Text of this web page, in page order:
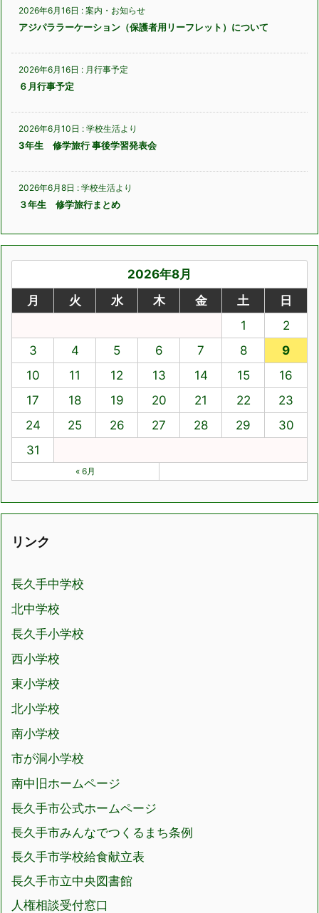
2026年6月16日 : 案内・お知らせ
アジパララーケーション（保護者用リーフレット）について
2026年6月16日 : 月行事予定
６月行事予定
2026年6月10日 : 学校生活より
3年生 修学旅行 事後学習発表会
2026年6月8日 : 学校生活より
３年生 修学旅行まとめ
2026年8月
月
火 水 木 金 土
日
1
2
3
4 5 6 7 8
9
10
11 12 13 14 15
16
17
18 19 20 21 22
23
24
25 26 27 28 29
30
31
« 6月
リンク
長久手中学校
北中学校
長久手小学校
西小学校
東小学校
北小学校
南小学校
市が洞小学校
南中旧ホームページ
長久手市公式ホームページ
長久手市みんなでつくるまち条例
長久手市学校給食献立表
長久手市立中央図書館
人権相談受付窓口